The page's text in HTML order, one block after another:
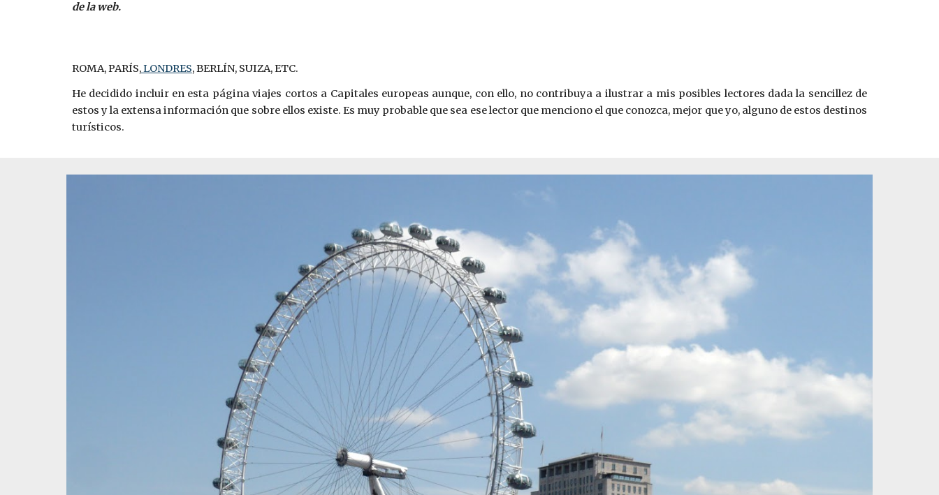
de la web.
ROMA, PARÍS, LONDRES, BERLÍN, SUIZA, ETC.
He decidido incluir en esta página viajes cortos a Capitales europeas aunque, con ello, no contribuya a ilustrar a mis posibles lectores dada la sencillez de
estos y la extensa información que sobre ellos existe. Es muy probable que sea ese lector que menciono el que conozca, mejor que yo, alguno de estos destinos
turísticos.